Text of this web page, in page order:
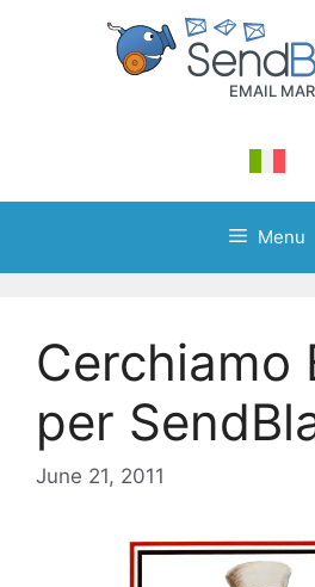
Menu
Cerchiamo
per
June 21, 2011